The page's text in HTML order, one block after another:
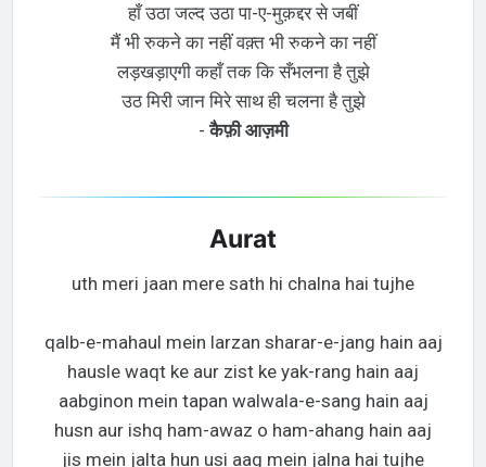
हाँ उठा जल्द उठा पा-ए-मुक़द्दर से जबीं
मैं भी रुकने का नहीं वक़्त भी रुकने का नहीं
लड़खड़ाएगी कहाँ तक कि सँभलना है तुझे
उठ मिरी जान मिरे साथ ही चलना है तुझे
-कैफ़ी आज़मी
Aurat
uth meri jaan mere sath hi chalna hai tujhe
qalb-e-mahaul mein larzan sharar-e-jang hain aaj
hausle waqt ke aur zist ke yak-rang hain aaj
aabginon mein tapan walwala-e-sang hain aaj
husn aur ishq ham-awaz o ham-ahang hain aaj
jis mein jalta hun usi aag mein jalna hai tujhe